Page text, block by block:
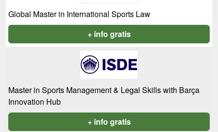
Global Master in International Sports Law
+ info gratis
Master in Sports Management & Legal Skills with Barça
Innovation Hub
+ info gratis